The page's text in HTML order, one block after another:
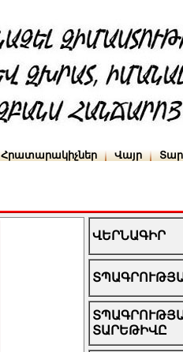
Հրատարակիչներ Վայր
ՎԵՐՆԱԳԻՐ
ՏԱՐԵԹԻՎԸ